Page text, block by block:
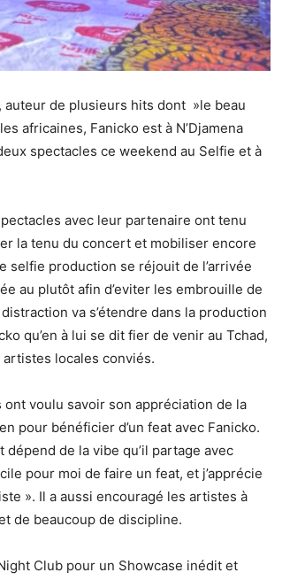
auteur de plusieurs hits dont »le beau
africaines, Fanicko est à N’Djamena
spectacles ce weekend au Selfie et à
avec leur partenaire ont tenu
la tenu du concert et mobiliser encore
selfie production se réjouit de l’arrivée
au plutôt afin d’eviter les embrouille de
va s’étendre dans la production
qu’en à lui se dit fier de venir au Tchad,
locales conviés.
voulu savoir son appréciation de la
pour bénéficier d’un feat avec Fanicko.
de la vibe qu’il partage avec
pour moi de faire un feat, et j’apprécie
». Il a aussi encouragé les artistes à
de beaucoup de discipline.
Club pour un Showcase inédit et